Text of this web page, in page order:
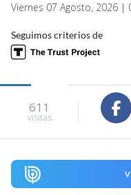
Viernes 07 Agosto, 2026 |
Seguimos criterios de
611
visitas